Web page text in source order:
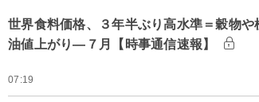
世界食料価格、３年半ぶり高水準＝穀物や
油値上がり―７月【時事通信速報】
07:19